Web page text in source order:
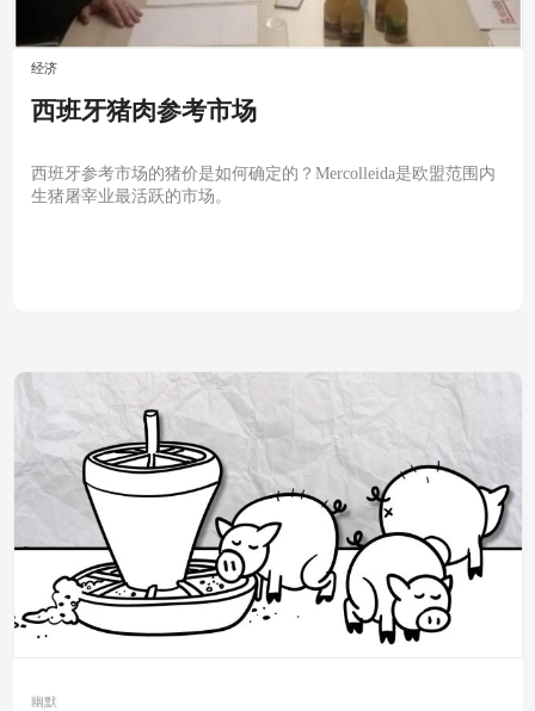
经济
西班牙猪肉参考市场
西班牙参考市场的猪价是如何确定的？Mercolleida是欧盟范围内
生猪屠宰业最活跃的市场。
幽默